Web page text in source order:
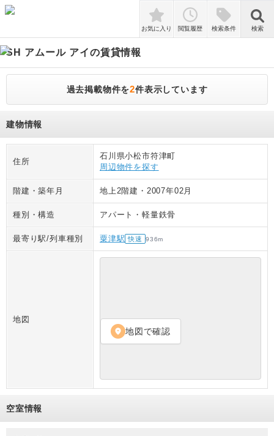
検索
お気に入り 閲覧履歴 検索条件 検索
SH アムール アイの賃貸情報
過去掲載物件を2件表示しています
建物情報
住所
石川県小松市符津町
周辺物件を探す
階建・築年月 地上2階建 ・ 2007年02月
種別・構造 アパート ・軽量鉄骨
最寄り駅/列車種別 粟津駅 快速 936m
地図
location_on 地図で確認
空室情報